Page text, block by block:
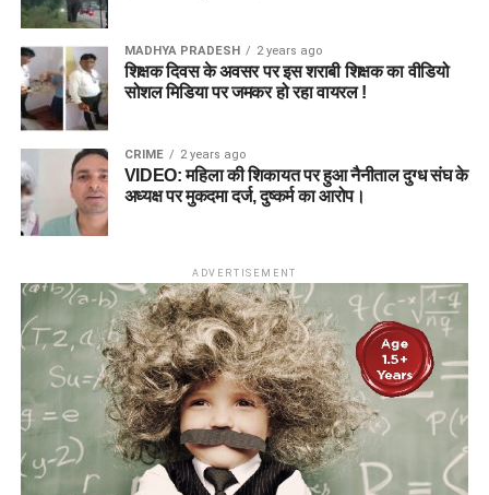
MADHYA PRADESH 2 years ago
शिक्षक दिवस के अवसर पर इस शराबी शिक्षक का वीडियो
सोशल मिडिया पर जमकर हो रहा वायरल !
CRIME 2 years ago
VIDEO: महिला की शिकायत पर हुआ नैनीताल दुग्ध संघ के
अध्यक्ष पर मुकदमा दर्ज, दुष्कर्म का आरोप।
ADVERTISEMENT